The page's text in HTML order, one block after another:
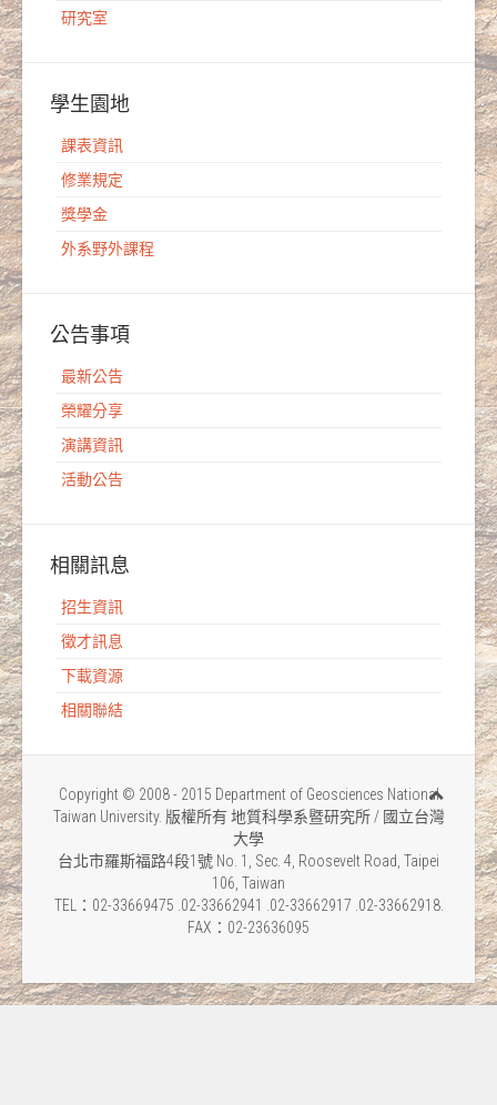
研究室
學生園地
課表資訊
修業規定
獎學金
外系野外課程
公告事項
最新公告
榮耀分享
演講資訊
活動公告
相關訊息
招生資訊
徵才訊息
下載資源
相關聯結
Copyright © 2008 - 2015 Department of Geosciences National
Taiwan University. 版權所有 地質科學系暨研究所 / 國立台灣
大學
台北市羅斯福路4段1號 No. 1, Sec. 4, Roosevelt Road, Taipei
106, Taiwan
TEL：02-33669475 .02-33662941 .02-33662917 .02-33662918.
FAX：02-23636095